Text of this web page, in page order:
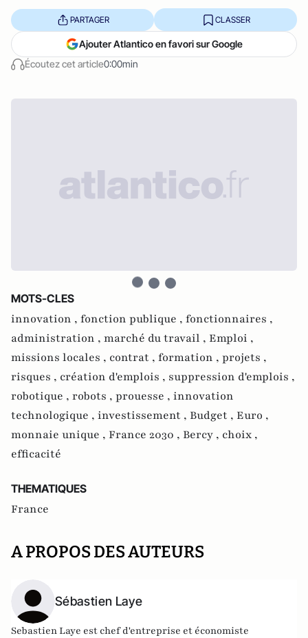
Écoutez cet article0:00min
PARTAGER CLASSER
Ajouter Atlantico en favori sur Google
MOTS-CLES
innovation , fonction publique , fonctionnaires ,
administration , marché du travail , Emploi ,
missions locales , contrat , formation , projets ,
risques , création d'emplois , suppression d'emplois ,
robotique , robots , prouesse , innovation
technologique , investissement , Budget , Euro ,
monnaie unique , France 2030 , Bercy , choix ,
efficacité
THEMATIQUES
France
A PROPOS DES AUTEURS
Sébastien Laye
Sebastien Laye est chef d'entreprise et économiste